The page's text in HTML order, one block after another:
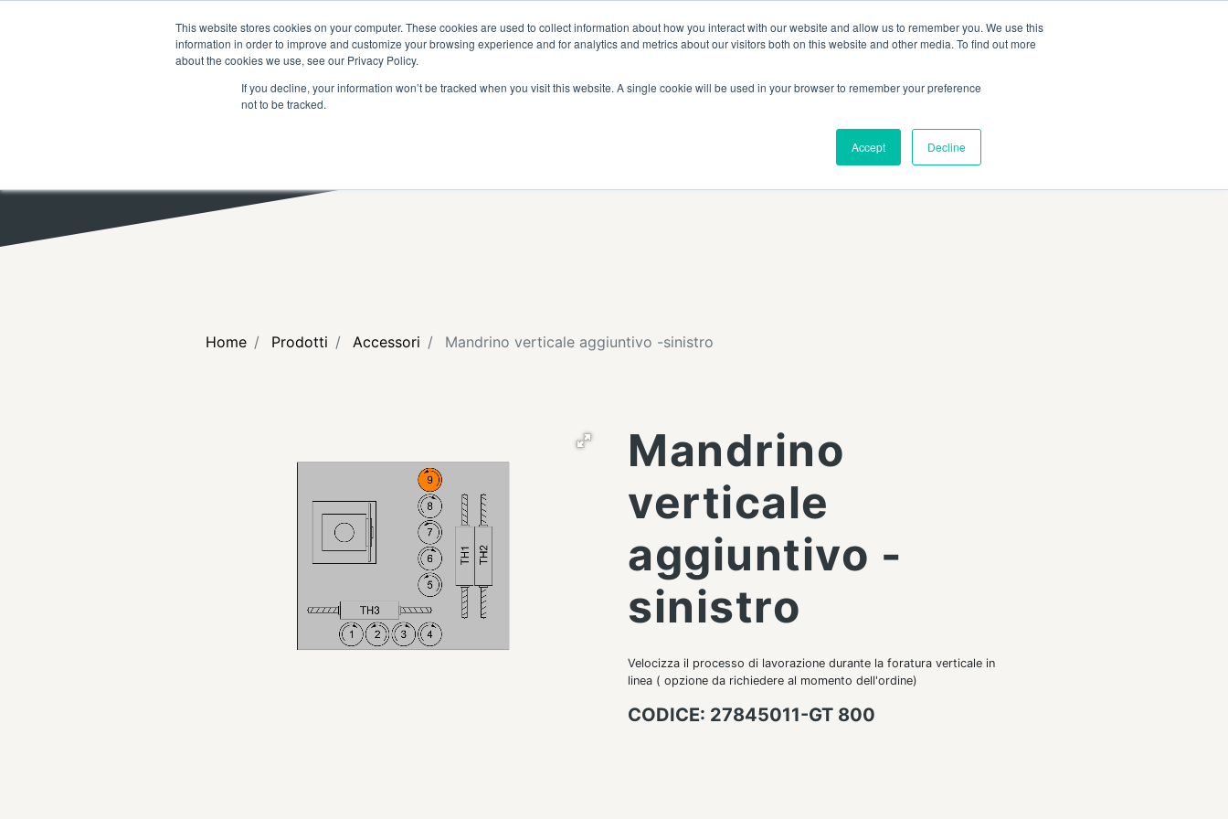
This website stores cookies on your computer. These cookies are used to collect information about how you interact with our website and allow us to remember you. We use this
information in order to improve and customize your browsing experience and for analytics and metrics about our visitors both on this website and other media. To find out more
about the cookies we use, see our Privacy Policy.
If you decline, your information won’t be tracked when you visit this website. A single cookie will be used in your browser to remember your preference
not to be tracked.
Accept Decline
Home Prodotti Accessori Mandrino verticale aggiuntivo -sinistro
Mandrino
verticale
aggiuntivo -
sinistro
Velocizza il processo di lavorazione durante la foratura verticale in
linea ( opzione da richiedere al momento dell'ordine)
CODICE: 27845011-GT 800